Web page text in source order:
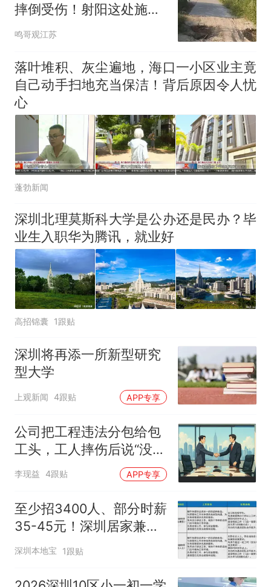
摔倒受伤！射阳这处施工
遗留隐患该清零了
鸣哥观江苏
落叶堆积、灰尘遍地，海口一小区业主竟
自己动手扫地充当保洁！背后原因令人忧
心
蓬勃新闻
深圳北理莫斯科大学是公办还是民办？毕
业生入职华为腾讯，就业好
高招锦囊 1跟贴
深圳将再添一所新型研究
型大学
上观新闻 4跟贴 APP专享
公司把工程违法分包给包
工头，工人摔伤后说“没劳
动关系不认工伤”——深圳
中院：违法分包了，工伤
责任跑不掉！
李现益 4跟贴 APP专享
至少招3400人、部分时薪
35-45元！深圳居家兼职
又上新啦！
深圳本地宝 1跟贴